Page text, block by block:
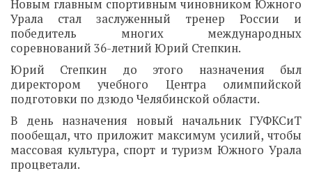
Новым главным спортивным чиновником Южного
Урала стал заслуженный тренер России и
победитель многих международных
соревнований 36-летний Юрий Степкин.
Юрий Степкин до этого назначения был
директором учебного Центра олимпийской
подготовки по дзюдо Челябинской области.
В день назначения новый начальник ГУФКСиТ
пообещал, что приложит максимум усилий, чтобы
массовая культура, спорт и туризм Южного Урала
процветали.